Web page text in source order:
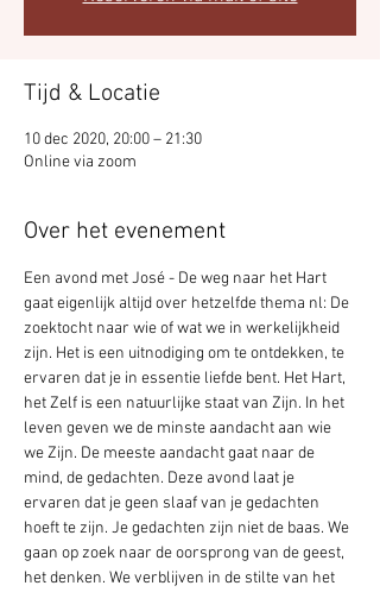
Tijd & Locatie
10 dec 2020, 20:00 – 21:30
Online via zoom
Over het evenement
Een avond met José - De weg naar het Hart
gaat eigenlijk altijd over hetzelfde thema nl: De
zoektocht naar wie of wat we in werkelijkheid
zijn. Het is een uitnodiging om te ontdekken, te
ervaren dat je in essentie liefde bent. Het Hart,
het Zelf is een natuurlijke staat van Zijn. In het
leven geven we de minste aandacht aan wie
we Zijn. De meeste aandacht gaat naar de
mind, de gedachten. Deze avond laat je
ervaren dat je geen slaaf van je gedachten
hoeft te zijn. Je gedachten zijn niet de baas. We
gaan op zoek naar de oorsprong van de geest,
het denken. We verblijven in de stilte van het